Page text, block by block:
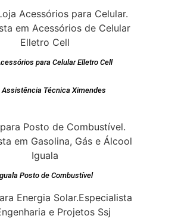
para Celular Elletro Cell
Assistência Técnica Ximendes
Posto de Combustível